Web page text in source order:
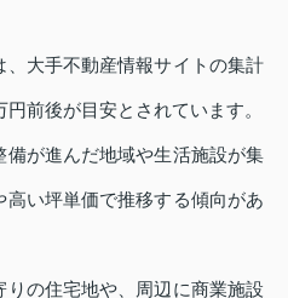
大手不動産情報サイトの集計
前後が目安とされています。
が進んだ地域や生活施設が集
高い坪単価で推移する傾向があ
の住宅地や、周辺に商業施設